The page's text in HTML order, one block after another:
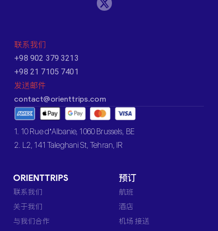
联系我们
+98 902 379 3213
+98 21 7105 7401
发送邮件
contact@orienttrips.com
1. 10 Rue d’Albanie, 1060 Brussels, BE
2. L2, 141 Taleghani St, Tehran, IR
ORIENTTRIPS
联系我们
关于我们
与我们合作
预订
航班
酒店
机场 接送